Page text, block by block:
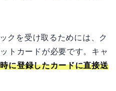
クを受け取るためには、ク
トカードが必要です。キャ
に登録したカードに直接送